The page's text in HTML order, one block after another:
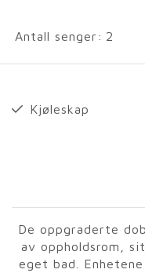
Antall senger: 2
Kjøleskap
De oppgraderte
av oppholdsrom,
eget bad.